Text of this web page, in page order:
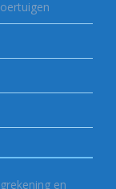
en